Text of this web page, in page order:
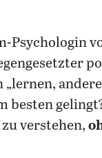
Psychologin
„lernen,
besten
verstehen,